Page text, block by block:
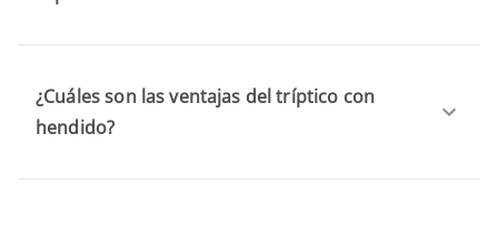
¿Cuáles son las ventajas del tríptico con
hendido?